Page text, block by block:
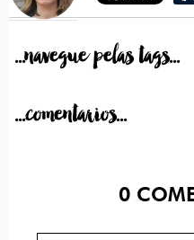
...navegue pelas tags...
...comentarios...
0